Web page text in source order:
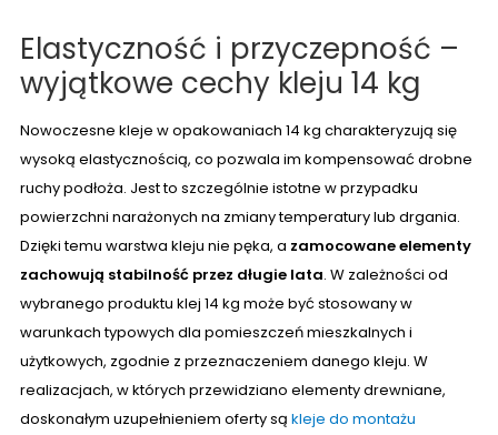
Elastyczność i przyczepność –
wyjątkowe cechy kleju 14 kg
Nowoczesne kleje w opakowaniach 14 kg charakteryzują się
wysoką elastycznością, co pozwala im kompensować drobne
ruchy podłoża. Jest to szczególnie istotne w przypadku
powierzchni narażonych na zmiany temperatury lub drgania.
Dzięki temu warstwa kleju nie pęka, a zamocowane elementy
zachowują stabilność przez długie lata. W zależności od
wybranego produktu klej 14 kg może być stosowany w
warunkach typowych dla pomieszczeń mieszkalnych i
użytkowych, zgodnie z przeznaczeniem danego kleju. W
realizacjach, w których przewidziano elementy drewniane,
doskonałym uzupełnieniem oferty sąkleje do montażu